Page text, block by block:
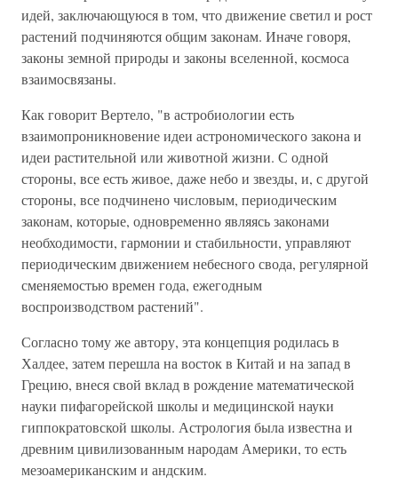
идей, заключающуюся в том, что движение светил и рост
растений подчиняются общим законам. Иначе говоря,
законы земной природы и законы вселенной, космоса
взаимосвязаны.
Как говорит Вертело, "в астробиологии есть
взаимопроникновение идеи астрономического закона и
идеи растительной или животной жизни. С одной
стороны, все есть живое, даже небо и звезды, и, с другой
стороны, все подчинено числовым, периодическим
законам, которые, одновременно являясь законами
необходимости, гармонии и стабильности, управляют
периодическим движением небесного свода, регулярной
сменяемостью времен года, ежегодным
воспроизводством растений".
Согласно тому же автору, эта концепция родилась в
Халдее, затем перешла на восток в Китай и на запад в
Грецию, внеся свой вклад в рождение математической
науки пифагорейской школы и медицинской науки
гиппократовской школы. Астрология была известна и
древним цивилизованным народам Америки, то есть
мезоамериканским и андским.